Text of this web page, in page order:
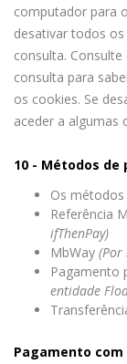
computador para
desativar todos
consulta.
consulta para
os cookies. Se
aceder a algumas
10 - Métodos de
Os
Referência
ifThenPay)
MbWay (Por
Pagamento
entidade
Pagamento com